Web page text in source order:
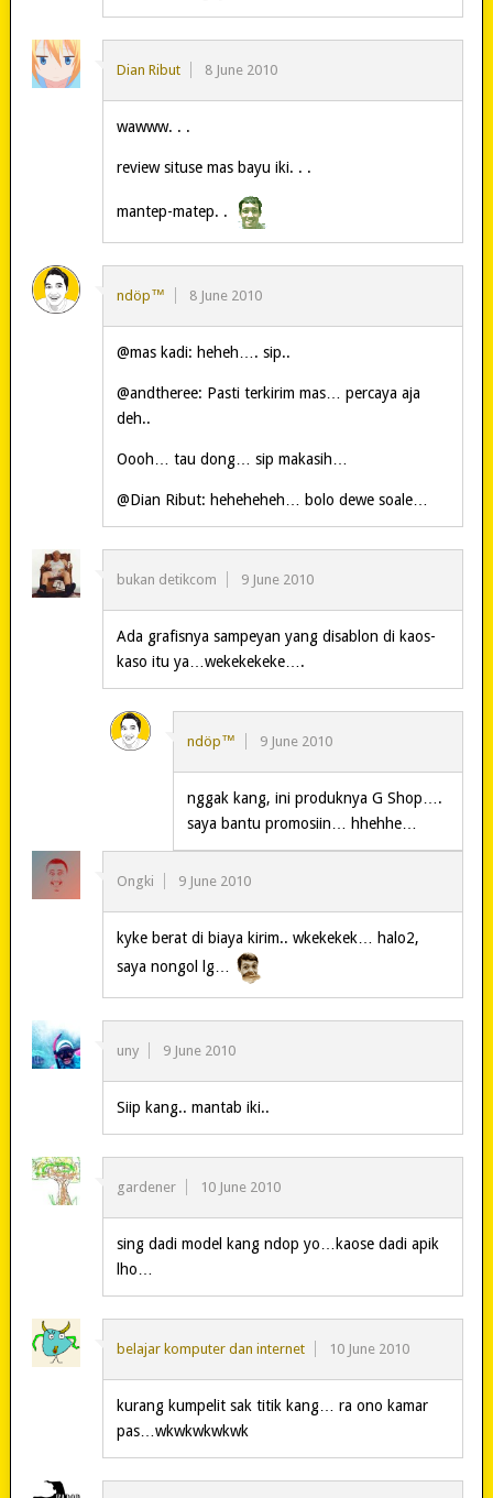
Dian Ribut 8 June 2010
wawww. . .
review situse mas bayu iki. . .
mantep-matep. .
ndöp™ 8 June 2010
@mas kadi: heheh…. sip..
@andtheree: Pasti terkirim mas… percaya aja
deh..
Oooh… tau dong… sip makasih…
@Dian Ribut: heheheheh… bolo dewe soale…
bukan detikcom 9 June 2010
Ada grafisnya sampeyan yang disablon di kaos-
kaso itu ya…wekekekeke….
ndöp™ 9 June 2010
nggak kang, ini produknya G Shop….
saya bantu promosiin… hhehhe…
Ongki 9 June 2010
kyke berat di biaya kirim.. wkekekek… halo2,
saya nongol lg…
uny 9 June 2010
Siip kang.. mantab iki..
gardener 10 June 2010
sing dadi model kang ndop yo…kaose dadi apik
lho…
belajar komputer dan internet 10 June 2010
kurang kumpelit sak titik kang… ra ono kamar
pas…wkwkwkwkwk